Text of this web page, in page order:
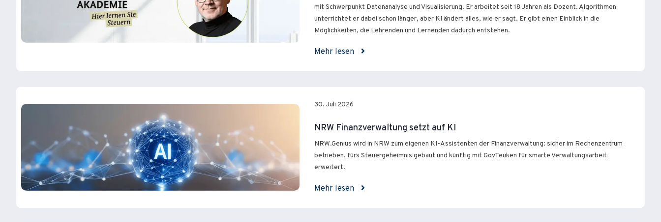
mit Schwerpunkt Datenanalyse und Visualisierung. Er arbeitet seit 18 Jahren als Dozent. Algorithmen
unterrichtet er dabei schon länger, aber KI ändert alles, wie er sagt. Er gibt einen Einblick in die
Möglichkeiten, die Lehrenden und Lernenden dadurch entstehen.
Mehr lesen
30. Juli 2026
NRW Finanzverwaltung setzt auf KI
NRW.Genius wird in NRW zum eigenen KI-Assistenten der Finanzverwaltung: sicher im Rechenzentrum
betrieben, fürs Steuergeheimnis gebaut und künftig mit GovTeuken für smarte Verwaltungsarbeit
erweitert.
Mehr lesen